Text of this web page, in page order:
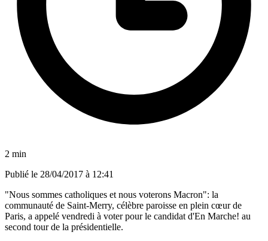
2 min
Publié le 28/04/2017 à 12:41
"Nous sommes catholiques et nous voterons Macron": la
communauté de Saint-Merry, célèbre paroisse en plein cœur de
Paris, a appelé vendredi à voter pour le candidat d'En Marche! au
second tour de la présidentielle.